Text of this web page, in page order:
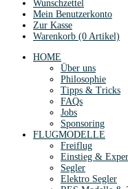
Wunschzettel
Mein Benutzerkonto
Zur Kasse
Warenkorb (0 Artikel)
HOME
Über uns
Philosophie
Tipps & Tricks
FAQs
Jobs
Sponsoring
FLUGMODELLE
Freiflug
Einstieg &
Segler
Elektro Segler